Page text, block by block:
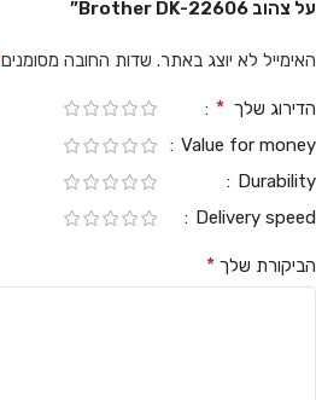
על צהוב Brother DK-22606”
האימייל לא יוצג באתר. שדות החובה מסומנים
הדירוג שלך *
Value for money
Durability
Delivery speed
הביקורת שלך *